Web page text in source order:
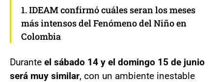
1. IDEAM confirmó cuáles seran los meses
más intensos del Fenómeno del Niño en
Colombia
Durante el sábado 14 y el domingo 15 de junio
será muy similar, con un ambiente inestable